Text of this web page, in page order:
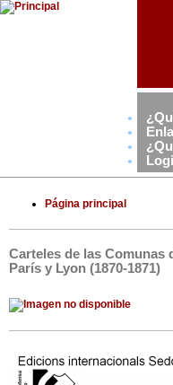
Página principal
Carteles de las Comunas
París y Lyon (1870-1871)